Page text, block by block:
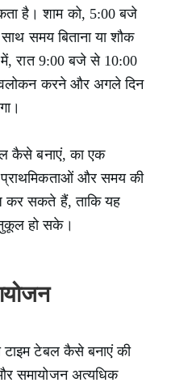
है। शाम को, 5:00 बजे
समय बिताना या शौक
में, रात 9:00 बजे से 10:00
करने और अगले दिन
कैसे बनाएं, का एक
और समय की
कर सकते हैं, ताकि यह
हो सके।
टेबल कैसे बनाएं की
समायोजन अत्यधिक